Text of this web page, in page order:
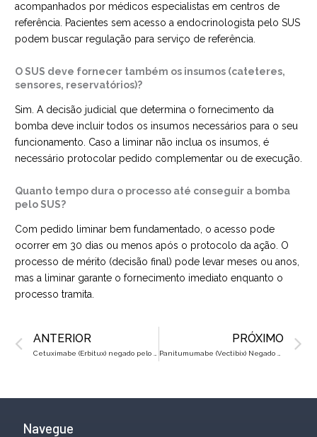
acompanhados por médicos especialistas em centros de
referência. Pacientes sem acesso a endocrinologista pelo SUS
podem buscar regulação para serviço de referência.
O SUS deve fornecer também os insumos (cateteres,
sensores, reservatórios)?
Sim. A decisão judicial que determina o fornecimento da
bomba deve incluir todos os insumos necessários para o seu
funcionamento. Caso a liminar não inclua os insumos, é
necessário protocolar pedido complementar ou de execução.
Quanto tempo dura o processo até conseguir a bomba
pelo SUS?
Com pedido liminar bem fundamentado, o acesso pode
ocorrer em 30 dias ou menos após o protocolo da ação. O
processo de mérito (decisão final) pode levar meses ou anos,
mas a liminar garante o fornecimento imediato enquanto o
processo tramita.
Prev
ANTERIOR PRÓXIMO
Navegue